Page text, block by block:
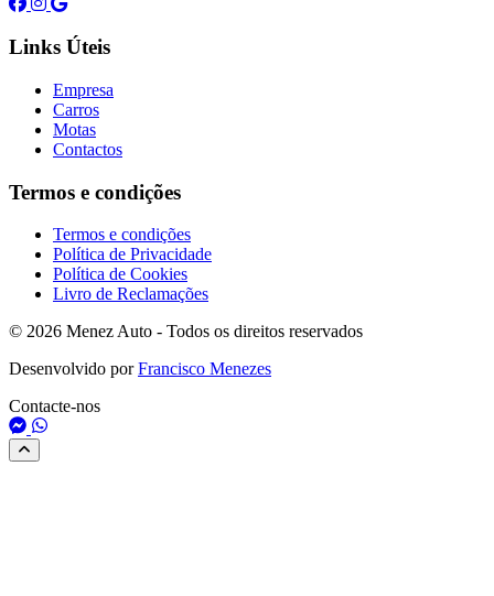
Links Úteis
Empresa
Carros
Motas
Contactos
Termos e condições
Termos e condições
Política de Privacidade
Política de Cookies
Livro de Reclamações
© 2026 Menez Auto - Todos os direitos reservados
Desenvolvido porFrancisco Menezes
Contacte-nos